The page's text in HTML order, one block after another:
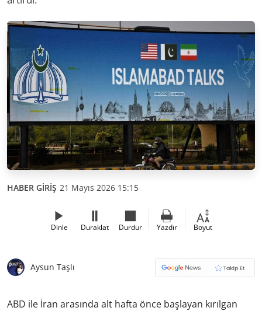
HABER GİRİŞ 21 Mayıs 2026 15:15
Dinle Duraklat Durdur Yazdır Boyut
Aysun Taşlı
ABD ile İran arasında alt hafta önce başlayan kırılgan